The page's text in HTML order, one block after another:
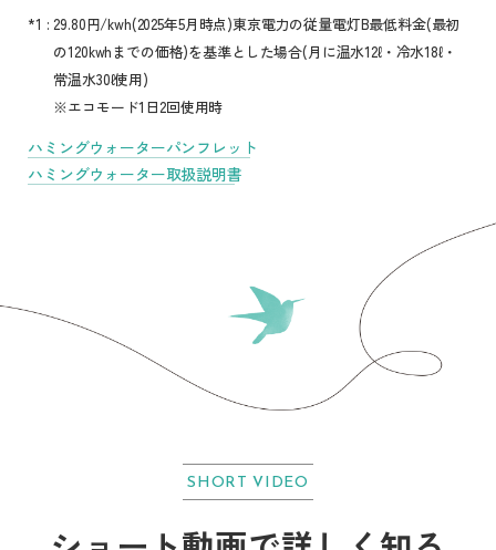
29.80円/kwh(2025年5月時点)東京電力の従量電灯B最低料金(最初
の120kwhまでの価格)を基準とした場合(月に温水12ℓ・冷水18ℓ・
常温水30ℓ使用)
※エコモード1日2回使用時
ハミングウォーターパンフレット
ハミングウォーター取扱説明書
SHORT VIDEO